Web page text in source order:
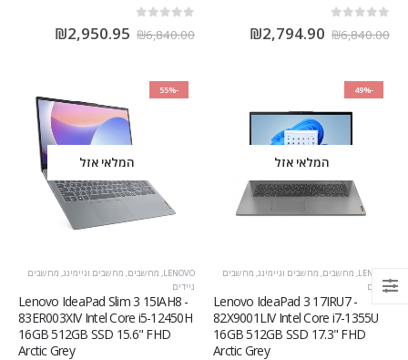
₪6,840.00
₪2,794.90
₪6,840.00
₪2,950.95
-49%
המלאי אזל
LENOVO
, מחשבים, מחשבים וגיימינג, מחשבים
ניידים
Lenovo IdeaPad 3 17IRU7 -
82X9001LIV Intel Core i7-1355U
16GB 512GB SSD 17.3" FHD
Arctic Grey
-55%
המלאי אזל
LENOVO
, מחשבים, מחשבים וגיימינג, מחשבים
ניידים
Lenovo IdeaPad Slim 3 15IAH8 -
83ER003XIV Intel Core i5-12450H
16GB 512GB SSD 15.6" FHD
Arctic Grey